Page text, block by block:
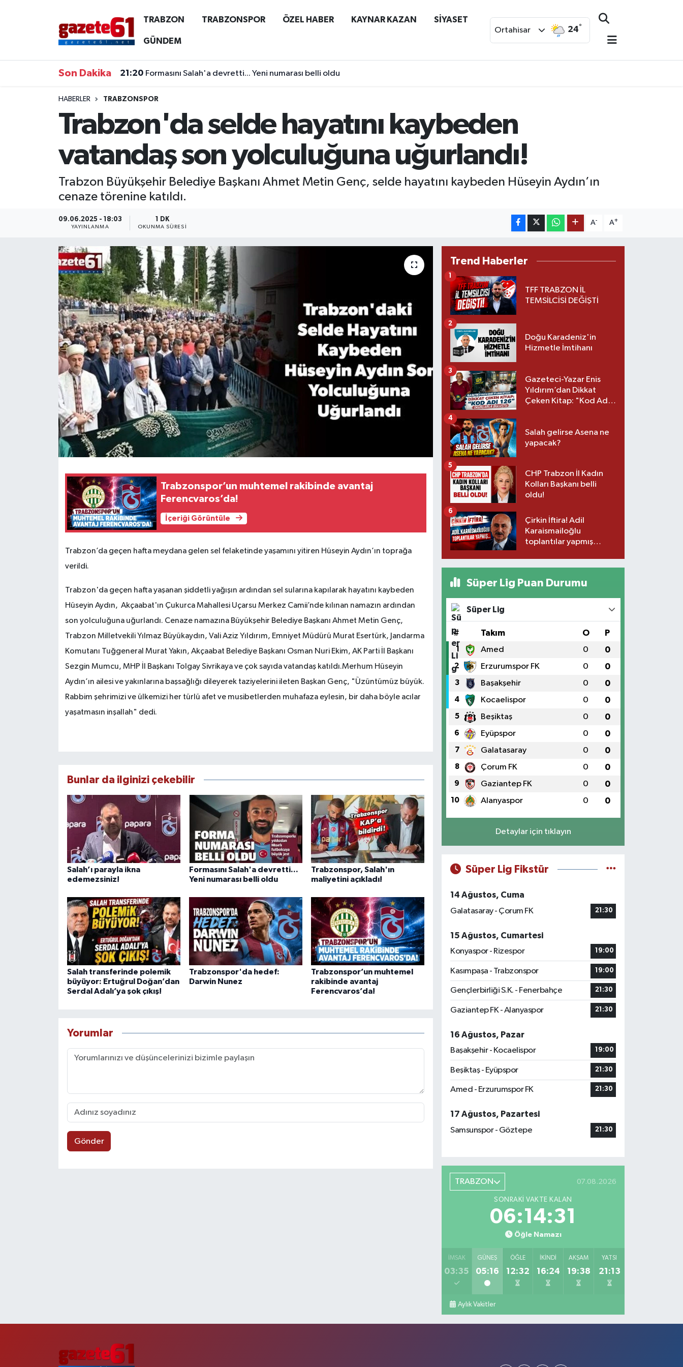
TRABZON TRABZONSPOR ÖZEL HABER KAYNAR KAZAN SİYASET
GÜNDEM
Ortahisar 24°
Son Dakika 21:20 Formasını Salah'a devretti... Yeni numarası belli oldu
HABERLER TRABZONSPOR
Trabzon'da selde hayatını kaybeden
vatandaş son yolculuğuna uğurlandı!
Trabzon Büyükşehir Belediye Başkanı Ahmet Metin Genç, selde hayatını kaybeden Hüseyin Aydın’ın
cenaze törenine katıldı.
09.06.2025 - 18:03
YAYINLANMA
1 DK
OKUNMA SÜRESI
A- A+
Trabzonspor’un muhtemel rakibinde avantaj
Ferencvaros’da!
İçeriği Görüntüle
Trabzon’da geçen hafta meydana gelen sel felaketinde yaşamını yitiren Hüseyin Aydın’ın toprağa
verildi.
Trabzon'da geçen hafta yaşanan şiddetli yağışın ardından sel sularına kapılarak hayatını kaybeden
Hüseyin Aydın, Akçaabat'ın Çukurca Mahallesi Uçarsu Merkez Camii’nde kılınan namazın ardından
son yolculuğuna uğurlandı. Cenaze namazına Büyükşehir Belediye Başkanı Ahmet Metin Genç,
Trabzon Milletvekili Yılmaz Büyükaydın, Vali Aziz Yıldırım, Emniyet Müdürü Murat Esertürk, Jandarma
Komutanı Tuğgeneral Murat Yakın, Akçaabat Belediye Başkanı Osman Nuri Ekim, AK Parti İl Başkanı
Sezgin Mumcu, MHP İl Başkanı Tolgay Sivrikaya ve çok sayıda vatandaş katıldı.Merhum Hüseyin
Aydın’ın ailesi ve yakınlarına başsağlığı dileyerek taziyelerini ileten Başkan Genç, "Üzüntümüz büyük.
Rabbim şehrimizi ve ülkemizi her türlü afet ve musibetlerden muhafaza eylesin, bir daha böyle acılar
yaşatmasın inşallah" dedi.
Bunlar da ilginizi çekebilir
Salah’ı parayla ikna
edemezsiniz!
Formasını Salah'a devretti...
Yeni numarası belli oldu
Trabzonspor, Salah'ın
maliyetini açıkladı!
Salah transferinde polemik
büyüyor: Ertuğrul Doğan’dan
Serdal Adalı’ya şok çıkış!
Trabzonspor'da hedef:
Darwin Nunez
Trabzonspor’un muhtemel
rakibinde avantaj
Ferencvaros’da!
Yorumlar
Gönder
Trend Haberler
TFF TRABZON İL
TEMSİLCİSİ DEĞİŞTİ
1
Doğu Karadeniz'in
Hizmetle İmtihanı
2
Gazeteci-Yazar Enis
Yıldırım’dan Dikkat
Çeken Kitap: "Kod Adı
3
Salah gelirse Asena ne
yapacak?
4
CHP Trabzon İl Kadın
Kolları Başkanı belli
oldu!
5
Çirkin İftira! Adil
Karaismailoğlu
toplantılar yapmış…
6
Süper Lig Puan Durumu
Süper Lig
# Takım O P
1 Amed 0 0
2 Erzurumspor FK 0 0
3 Başakşehir 0 0
4 Kocaelispor 0 0
5 Beşiktaş 0 0
6 Eyüpspor 0 0
7 Galatasaray 0 0
8 Çorum FK 0 0
9 Gaziantep FK 0 0
10 Alanyaspor 0 0
Detaylar için tıklayın
Süper Lig Fikstür
14 Ağustos, Cuma
Galatasaray - Çorum FK
21:30
15 Ağustos, Cumartesi
Konyaspor - Rizespor
19:00
Kasımpaşa - Trabzonspor 19:00
Gençlerbirliği S.K. - Fenerbahçe 21:30
Gaziantep FK - Alanyaspor 21:30
16 Ağustos, Pazar
Başakşehir - Kocaelispor
19:00
Beşiktaş - Eyüpspor 21:30
Amed - Erzurumspor FK 21:30
17 Ağustos, Pazartesi
Samsunspor - Göztepe
21:30
TRABZON 07.08.2026
SONRAKI VAKTE KALAN
06:14:30
Öğle Namazı
İMSAK
03:35
GÜNEŞ
05:16
ÖĞLE
12:32
İKINDI
16:24
AKŞAM
19:38
YATSI
21:13
Aylık Vakitler
TRABZON
KAYNAR KAZAN
Trabzon Nöbetçi Eczaneler
Trabzon Trafik Yoğunluk Haritası
Süper Lig Puan Durumu ve Fikstür
Son Dakika Haberleri
Haber Arşivi